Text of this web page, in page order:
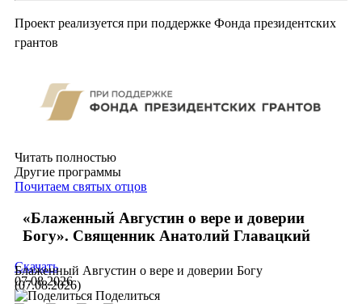
Проект реализуется при поддержке Фонда президентских
грантов
Читать полностью
Другие программы
Почитаем святых отцов
«Блаженный Августин о вере и доверии
Богу». Священник Анатолий Главацкий
Блаженный Августин о вере и доверии Богу
(07.08.2026)
Скачать
07.08.2026
Поделиться